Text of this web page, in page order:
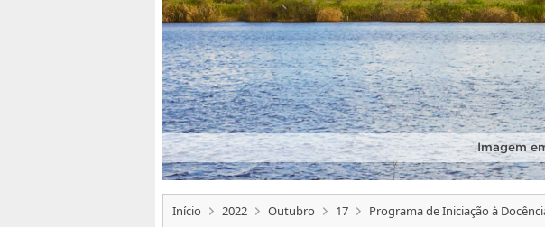
Imagem
Início 2022 Outubro 17 Programa de Iniciação à